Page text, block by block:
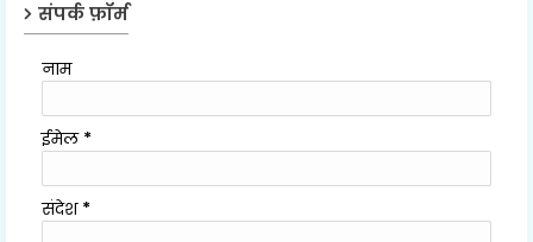
संपर्क फ़ॉर्म
नाम
ईमेल *
संदेश *